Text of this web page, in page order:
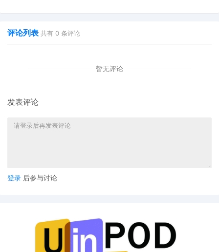
四、合规出路探索：“9810模式”实现离境退税
本地化支持
据接近税务部门人士透露，目前监管仍处调研阶段，未实行“一刀
切”政策。这为卖家提供了缓冲期，但也是最后的调整窗口。
评论列表 共有 0 条评论
暂无评论
发表评论
登录 后参与讨论